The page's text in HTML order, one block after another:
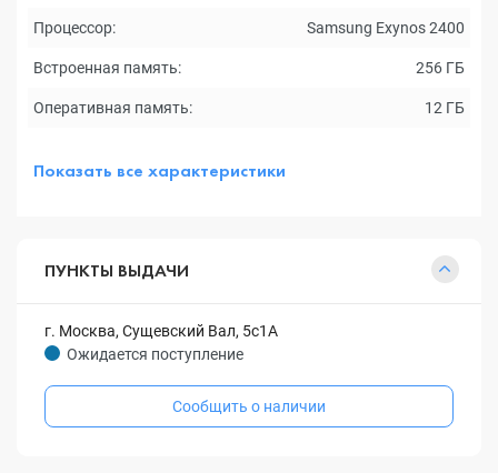
Процессор: Samsung Exynos 2400
Встроенная память: 256 ГБ
Оперативная память: 12 ГБ
Показать все характеристики
ПУНКТЫ ВЫДАЧИ
г. Москва, Сущевский Вал, 5с1А
Ожидается поступление
Сообщить о наличии